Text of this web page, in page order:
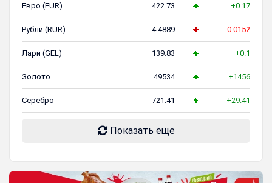
Евро (EUR) 422.73 +0.17
Рубли (RUR) 4.4889 -0.0152
Лари (GEL) 139.83 +0.1
Золото 49534 +1456
Серебро 721.41 +29.41
Показать еще